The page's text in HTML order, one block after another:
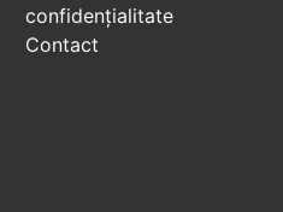
confidenţialitate
Contact